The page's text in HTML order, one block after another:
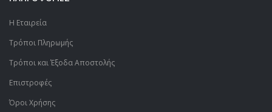
Η Εταιρεία
Τρόποι Πληρωμής
Τρόποι και Έξοδα Αποστολής
Επιστροφές
Όροι Χρήσης